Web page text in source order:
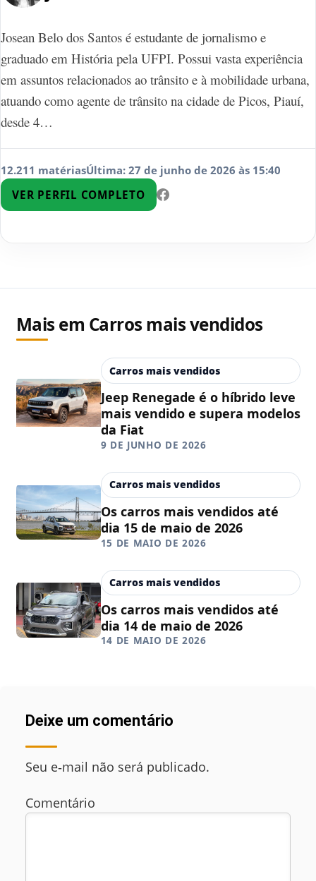
Josean Belo dos Santos é estudante de jornalismo e
graduado em História pela UFPI. Possui vasta experiência
em assuntos relacionados ao trânsito e à mobilidade urbana,
atuando como agente de trânsito na cidade de Picos, Piauí,
desde 4…
12.211 matériasÚltima: 27 de junho de 2026 às 15:40
VER PERFIL COMPLETO
Mais em Carros mais vendidos
Carros mais vendidos
Jeep Renegade é o híbrido leve
mais vendido e supera modelos
da Fiat
9 DE JUNHO DE 2026
Carros mais vendidos
Os carros mais vendidos até
dia 15 de maio de 2026
15 DE MAIO DE 2026
Carros mais vendidos
Os carros mais vendidos até
dia 14 de maio de 2026
14 DE MAIO DE 2026
Deixe um comentário
Seu e‑mail não será publicado.
Comentário